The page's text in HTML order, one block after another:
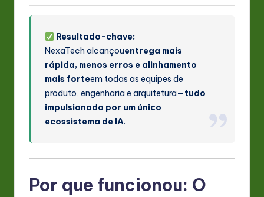
Resultado-chave:
NexaTech alcançouentrega mais
rápida, menos erros e alinhamento
mais forteem todas as equipes de
produto, engenharia e arquitetura—tudo
impulsionado por um único
ecossistema de IA.
Por que funcionou: O